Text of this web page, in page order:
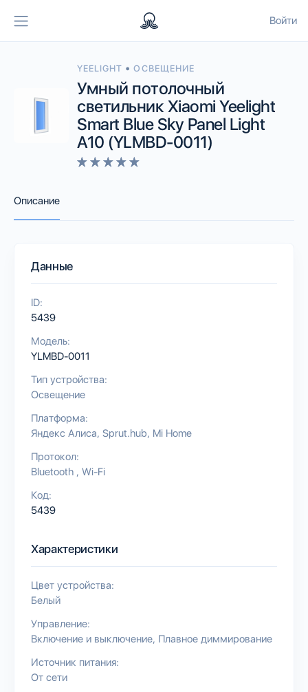
Войти
YEELIGHT • ОСВЕЩЕНИЕ
Умный потолочный
светильник Xiaomi Yeelight
Smart Blue Sky Panel Light
A10 (YLMBD-0011)
Описание
Данные
ID:
5439
Модель:
YLMBD-0011
Тип устройства:
Освещение
Платформа:
Яндекс Алиса Sprut.hub Mi Home
Протокол:
Bluetooth
Wi-Fi
Код:
5439
Характеристики
Цвет устройства:
Белый
Управление:
Включение и выключение Плавное диммирование
Источник питания:
От сети